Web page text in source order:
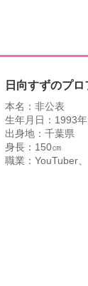
日向すずのプ
本名：非公表
生年月日：1993
出身地：千葉県
身長：150㎝
職業：YouTuber